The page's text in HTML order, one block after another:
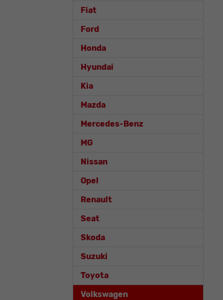
Fiat
Ford
Honda
Hyundai
Kia
Mazda
Mercedes-Benz
MG
Nissan
Opel
Renault
Seat
Skoda
Suzuki
Toyota
Volkswagen